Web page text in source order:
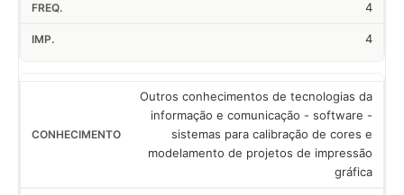
4
4
Outros conhecimentos de tecnologias da
informação e comunicação - software -
sistemas para calibração de cores e
modelamento de projetos de impressão
gráfica